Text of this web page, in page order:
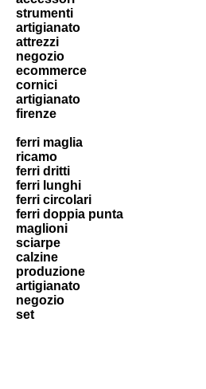
strumenti
artigianato
attrezzi
negozio
ecommerce
cornici
artigianato
firenze
ferri maglia
ricamo
ferri dritti
ferri lunghi
ferri circolari
ferri doppia punta
maglioni
sciarpe
calzine
produzione
artigianato
negozio
set